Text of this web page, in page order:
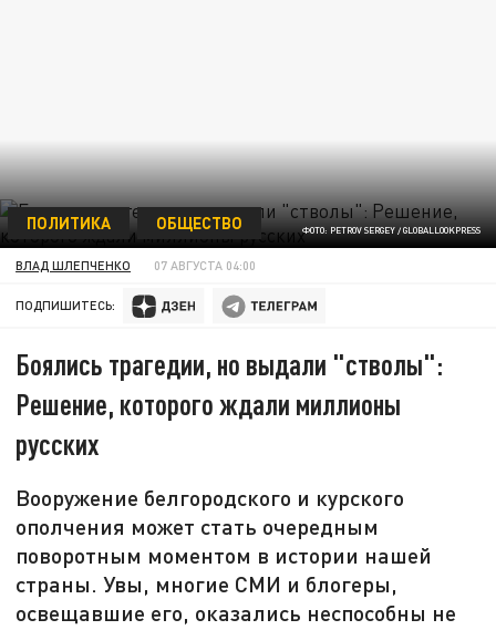
ФОТО: PETROV SERGEY / GLОBALLООKPRЕSS
ПОЛИТИКА ОБЩЕСТВО
ВЛАД ШЛЕПЧЕНКО 07 АВГУСТА 04:00
ПОДПИШИТЕСЬ:
Боялись трагедии, но выдали "стволы":
Решение, которого ждали миллионы
русских
Вооружение белгородского и курского
ополчения может стать очередным
поворотным моментом в истории нашей
страны. Увы, многие СМИ и блогеры,
освещавшие его, оказались неспособны не